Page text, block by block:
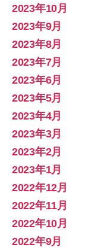
2023年10月
2023年9月
2023年8月
2023年7月
2023年6月
2023年5月
2023年4月
2023年3月
2023年2月
2023年1月
2022年12月
2022年11月
2022年10月
2022年9月